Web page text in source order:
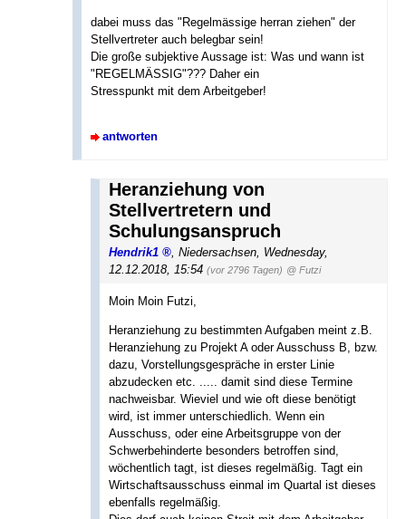
dabei muss das "Regelmässige herran ziehen" der
Stellvertreter auch belegbar sein!
Die große subjektive Aussage ist: Was und wann ist
"REGELMÄSSIG"??? Daher ein
Stresspunkt mit dem Arbeitgeber!
antworten
Heranziehung von
Stellvertretern und
Schulungsanspruch
Hendrik1 , Niedersachsen, Wednesday,
12.12.2018, 15:54 (vor 2796 Tagen) @ Futzi
Moin Moin Futzi,
Heranziehung zu bestimmten Aufgaben meint z.B.
Heranziehung zu Projekt A oder Ausschuss B, bzw.
dazu, Vorstellungsgespräche in erster Linie
abzudecken etc. ..... damit sind diese Termine
nachweisbar. Wieviel und wie oft diese benötigt
wird, ist immer unterschiedlich. Wenn ein
Ausschuss, oder eine Arbeitsgruppe von der
Schwerbehinderte besonders betroffen sind,
wöchentlich tagt, ist dieses regelmäßig. Tagt ein
Wirtschaftsausschuss einmal im Quartal ist dieses
ebenfalls regelmäßig.